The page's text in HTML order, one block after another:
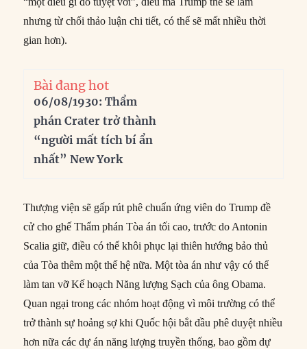
nhưng từ chối thảo luận chi tiết, có thể sẽ mất nhiều thời
gian hơn).
Bài đang hot
06/08/1930: Thẩm
phán Crater trở thành
“người mất tích bí ẩn
nhất” New York
Thượng viện sẽ gấp rút phê chuẩn ứng viên do Trump đề
cử cho ghế Thẩm phán Tòa án tối cao, trước do Antonin
Scalia giữ, điều có thể khôi phục lại thiên hướng bảo thủ
của Tòa thêm một thế hệ nữa. Một tòa án như vậy có thể
làm tan vỡ Kế hoạch Năng lượng Sạch của ông Obama.
Quan ngại trong các nhóm hoạt động vì môi trường có thể
trở thành sự hoảng sợ khi Quốc hội bắt đầu phê duyệt nhiều
hơn nữa các dự án năng lượng truyền thống, bao gồm dự